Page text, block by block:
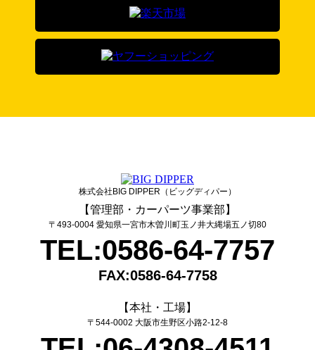
株式会社BIG DIPPER（ビッグディパー）
【管理部・カーパーツ事業部】
〒493-0004 愛知県一宮市木曽川町玉ノ井大縄場五ノ切80
TEL:0586-64-7757
FAX:0586-64-7758
【本社・工場】
〒544-0002 大阪市生野区小路2-12-8